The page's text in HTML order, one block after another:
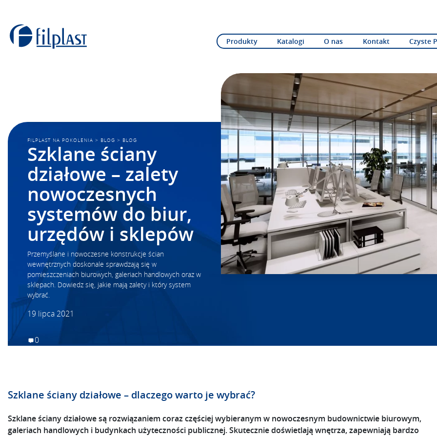
Produkty Katalogi O nas Kontakt Czyste
FILPLAST NA POKOLENIA > BLOG > BLOG
Szklane ściany
działowe – zalety
nowoczesnych
systemów do biur,
urzędów i sklepów
Przemyślane i nowoczesne konstrukcje ścian
wewnętrznych doskonale sprawdzają się w
pomieszczeniach biurowych, galeriach handlowych oraz w
sklepach. Dowiedz się, jakie mają zalety i który system
wybrać.
19 lipca 2021
0
Szklane ściany działowe – dlaczego warto je wybrać?
Szklane ściany działowe są rozwiązaniem coraz częściej wybieranym w nowoczesnym budownictwie biurowym,
galeriach handlowych i budynkach użyteczności publicznej. Skutecznie doświetlają wnętrza, zapewniają bardzo